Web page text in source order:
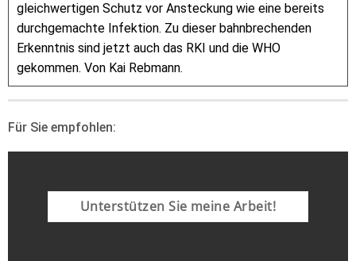
gleichwertigen Schutz vor Ansteckung wie eine bereits
durchgemachte Infektion. Zu dieser bahnbrechenden
Erkenntnis sind jetzt auch das RKI und die WHO
gekommen. Von Kai Rebmann.
Für Sie empfohlen:
Unterstützen Sie meine Arbeit!